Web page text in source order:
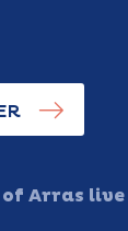
of Arras live